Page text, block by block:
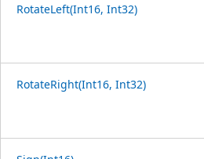
RotateLeft(Int16, Int32)
RotateRight(Int16, Int32)